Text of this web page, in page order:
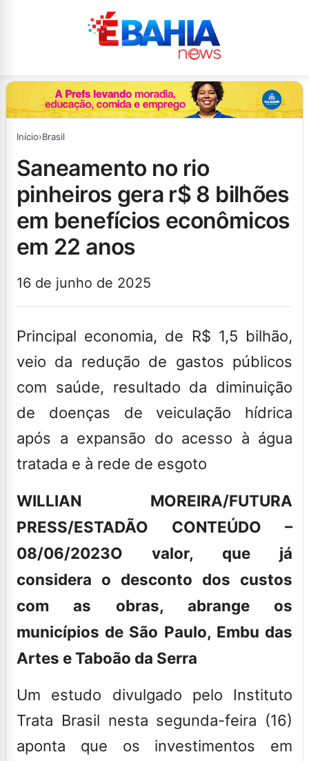
Início›Brasil
saneamento no rio
pinheiros gera r$ 8 bilhões
em benefícios econômicos
em 22 anos
16 de junho de 2025
Principal economia, de R$ 1,5 bilhão,
veio da redução de gastos públicos
com saúde, resultado da diminuição
de doenças de veiculação hídrica
após a expansão do acesso à água
tratada e à rede de esgoto
WILLIAN MOREIRA/FUTURA
PRESS/ESTADÃO CONTEÚDO –
08/06/2023O valor, que já
considera o desconto dos custos
com as obras, abrange os
municípios de São Paulo, Embu das
Artes e Taboão da Serra
Um estudo divulgado pelo Instituto
Trata Brasil nesta segunda-feira (16)
aponta que os investimentos em